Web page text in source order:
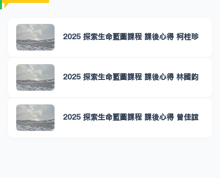
2025 探索生命藍圖課程 課後心得 柯桂珍
2025 探索生命藍圖課程 課後心得 林國鈞
2025 探索生命藍圖課程 課後心得 曾佳誼